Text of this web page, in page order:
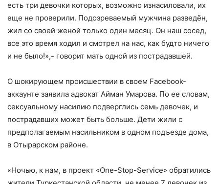
есть три девочки которых, возможно изнасиловали, их
еще не проверили. Подозреваемый мужчина разведён,
жил со своей женой только один месяц. Он наш сосед,
все это время ходил и смотрел на нас, как будто ничего
и не было!»,- говорит мать одной из пострадавшей.
О шокирующем происшествии в своем Facebook-
аккаунте заявила адвокат Айман Умарова. По ее словам,
сексуальному насилию подверглись семь девочек, и
пострадавших может быть больше. Дети жили с
предполагаемым насильником в одном подъезде дома,
в Отырарском районе.
«Ночью, к нам, в проект «One-Stop-Service» обратились